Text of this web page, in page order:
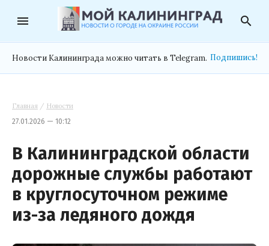
menu search
Новости Калининграда можно читать в Telegram. Подпишись!
Главная / Новости
27.01.2026 — 10:12
В Калининградской области
дорожные службы работают
в круглосуточном режиме
из-за ледяного дождя